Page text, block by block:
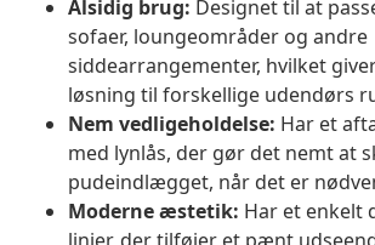
Alsidig brug: Designet til at
sofaer, loungeområder og andre
siddearrangementer, hvilket
løsning til forskellige udendørs
Nem vedligeholdelse: Har et
med lynlås, der gør det nemt at
pudeindlægget, når det er
Moderne æstetik: Har et enkelt